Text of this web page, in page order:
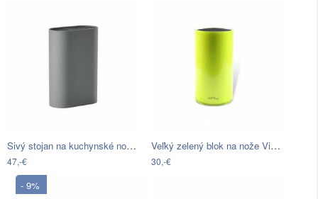
Sivý stojan na kuchynské nože Zone…
47,-€
Veľký zelený blok na nože Vialli Design…
30,-€
- 9%